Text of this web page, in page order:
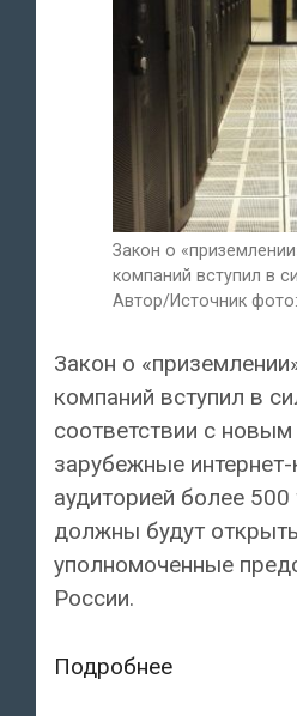
Закон о
компаний вступил в
Автор/Источник фото:
Закон о
компаний вступил в
соответствии с
зарубежные
аудиторией более
должны будут
уполномоченные
России.
ПодробнееЗакон